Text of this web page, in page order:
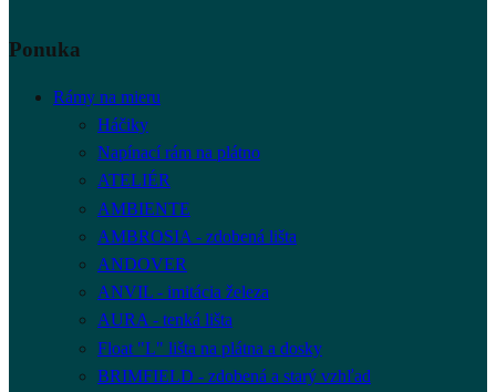
Ponuka
Rámy na mieru
Háčiky
Napínací rám na plátno
ATELIÉR
AMBIENTE
AMBROSIA - zdobená lišta
ANDOVER
ANVIL - imitácia železa
AURA - tenká lišta
Float "L" lišta na plátna a dosky
BRIMFIELD - zdobená a starý vzhľad